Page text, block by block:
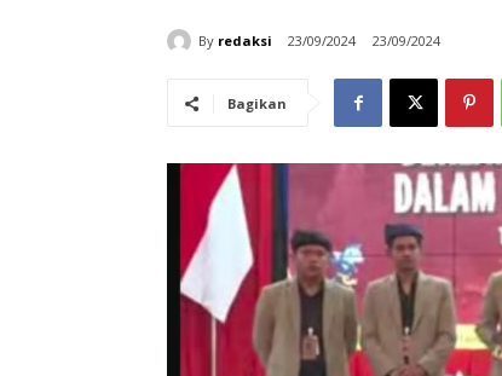
By redaksi 23/09/2024 23/09/2024
Bagikan